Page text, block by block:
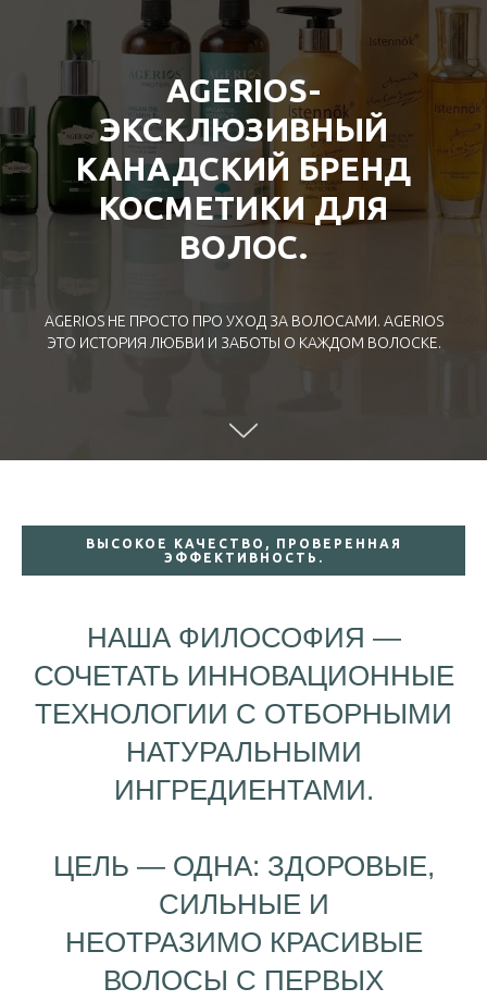
AGERIOS-
ЭКСКЛЮЗИВНЫЙ
КАНАДСКИЙ БРЕНД
КОСМЕТИКИ ДЛЯ
ВОЛОС.
AGERIOS НЕ ПРОСТО ПРО УХОД ЗА ВОЛОСАМИ. AGERIOS
ЭТО ИСТОРИЯ ЛЮБВИ И ЗАБОТЫ О КАЖДОМ ВОЛОСКЕ.
ВЫСОКОЕ КАЧЕСТВО, ПРОВЕРЕННАЯ
ЭФФЕКТИВНОСТЬ.
НАША ФИЛОСОФИЯ —
СОЧЕТАТЬ ИННОВАЦИОННЫЕ
ТЕХНОЛОГИИ С ОТБОРНЫМИ
НАТУРАЛЬНЫМИ
ИНГРЕДИЕНТАМИ.
ЦЕЛЬ — ОДНА: ЗДОРОВЫЕ,
СИЛЬНЫЕ И
НЕОТРАЗИМО КРАСИВЫЕ
ВОЛОСЫ С ПЕРВЫХ